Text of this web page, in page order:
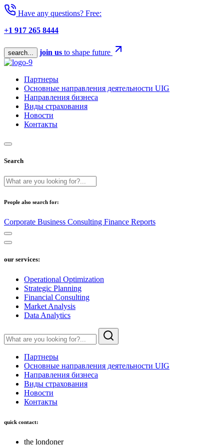
Have any questions? Free:
+1 917 265 8444
search... join us to shape future
Партнеры
Основные направления деятельности UIG
Направления бизнеса
Виды страхования
Новости
Контакты
Search
People also search for:
Corporate Business Consulting Finance Reports
our services:
Operational Optimization
Strategic Planning
Financial Consulting
Market Analysis
Data Analytics
Партнеры
Основные направления деятельности UIG
Направления бизнеса
Виды страхования
Новости
Контакты
quick contact:
the londoner